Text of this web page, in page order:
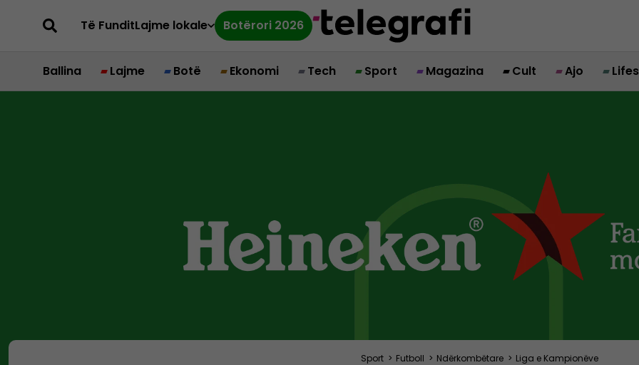
Të FunditLajme lokale Botërori 2026
Ballina Lajme Botë Ekonomi Tech Sport Magazina Cult Ajo
Sport > Futboll > Ndërkombëtare > Liga e Kampionëve